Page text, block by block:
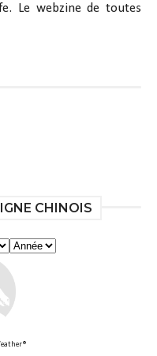
Le webzine de toutes
CHINOIS